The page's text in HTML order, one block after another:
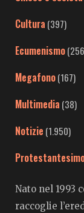
Cultura (397)
Ecumenismo
Megafono(167)
Multimedia (38)
Notizie (1.950)
Nato nel 1993
raccoglie